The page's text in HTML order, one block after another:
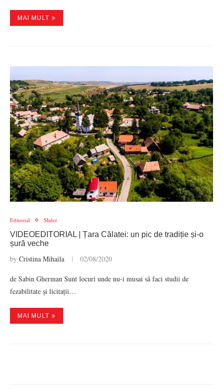
MAI MULT
Editorial Slider
VIDEOEDITORIAL | Țara Călatei: un pic de tradiție și-o
șură veche
by Cristina Mihaila 02/08/2020
de Sabin Gherman Sunt locuri unde nu-i musai să faci studii de
fezabilitate și licitații…
MAI MULT